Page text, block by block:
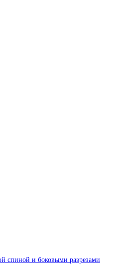
спиной и боковыми разрезами